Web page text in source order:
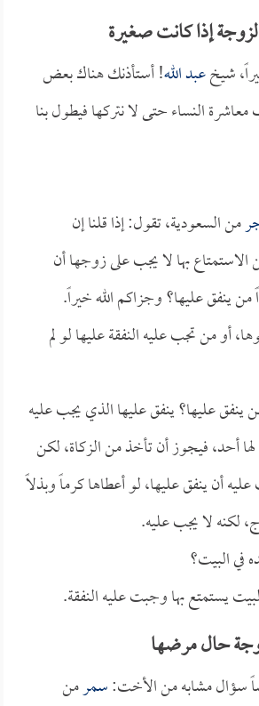
إذا كانت صغيرة
شيخعبد الله! أستأذنك هناك بعض
معاشرة النساء حتى لا نتركها فيطول بنا
من السعودية، تقول: إذا قلنا إن
الاستمتاع بها لا يجب على زوجها أن
من ينفق عليها؟ وجزاكم الله خيراً.
أو من تجب عليه النفقة عليها لو لم
ينفق عليها؟ ينفق عليها الذي يجب عليه
أحد، فيجوز أن تأخذ من الزكاة، لكن
أن ينفق عليها، لو أعطاها كرماً وبذلاً
لكنه لا يجب عليه.
في البيت؟
يستمتع بها وجبت عليه النفقة.
حال مرضها
سؤال مشابه من الأخت:سمرمن